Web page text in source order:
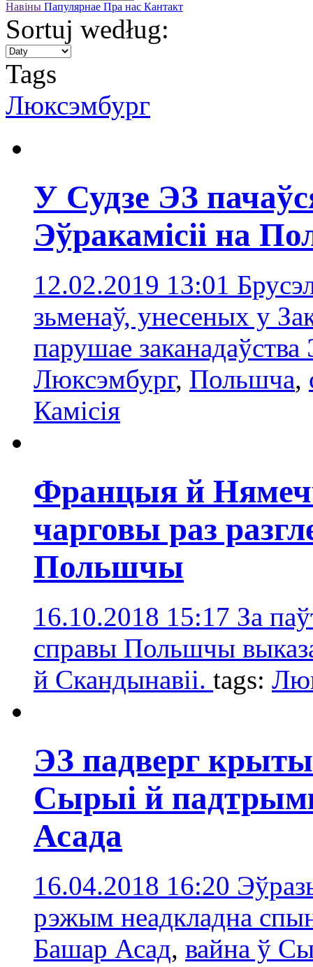
Навіны Папулярнае Пра нас Кантакт
Sortuj według:
Tags
Люксэмбург
У Судзе ЭЗ
Эўракамісіі на
12.02.2019 13:01
зьменаў, унесеных у
парушае
Люксэмбург, Польшчa,
Камісія
Францыя й
чарговы раз
Польшчы
16.10.2018 15:17 За
справы Польшчы
й Скандынавіі. tags:
ЭЗ падверг
Сырыі й
Асада
16.04.2018 16:20
рэжым неадкладна
Башар Асад, вайна ў